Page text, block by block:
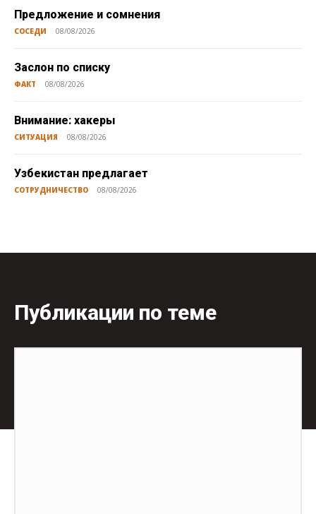
Предложение и сомнения
СОСЕДИ 08/08/2026
Заслон по списку
ФАКТ 08/08/2026
Внимание: хакеры
СИТУАЦИЯ 08/08/2026
Узбекистан предлагает
СОТРУДНИЧЕСТВО 08/08/2026
Публикации по теме